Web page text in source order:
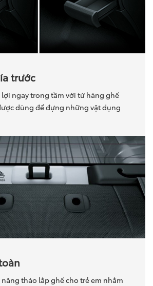
trước
ngay trong tầm với từ hàng ghế
dùng để đựng những vật dụng
tháo lắp ghế cho trẻ em nhằm